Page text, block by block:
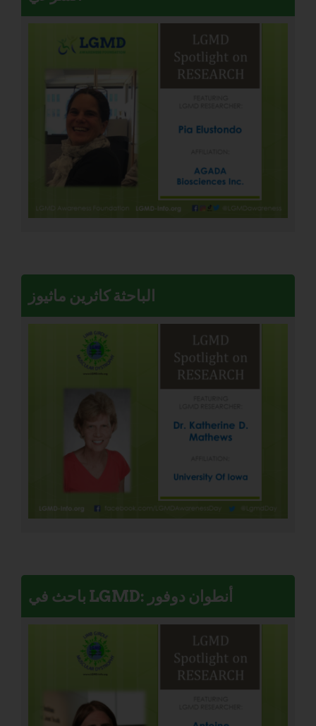
الباحثة كاثرين ماثيوز
باحث في LGMD: أنطوان دوفور